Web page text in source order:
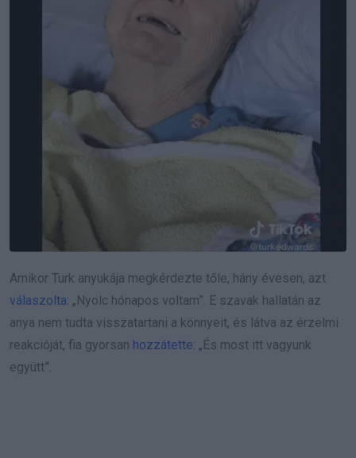
Amikor Turk anyukája megkérdezte tőle, hány évesen, azt
válaszolta: „Nyolc hónapos voltam”. E szavak hallatán az
anya nem tudta visszatartani a könnyeit, és látva az érzelmi
reakcióját, fia gyorsan hozzátette: „És most itt vagyunk
együtt”.